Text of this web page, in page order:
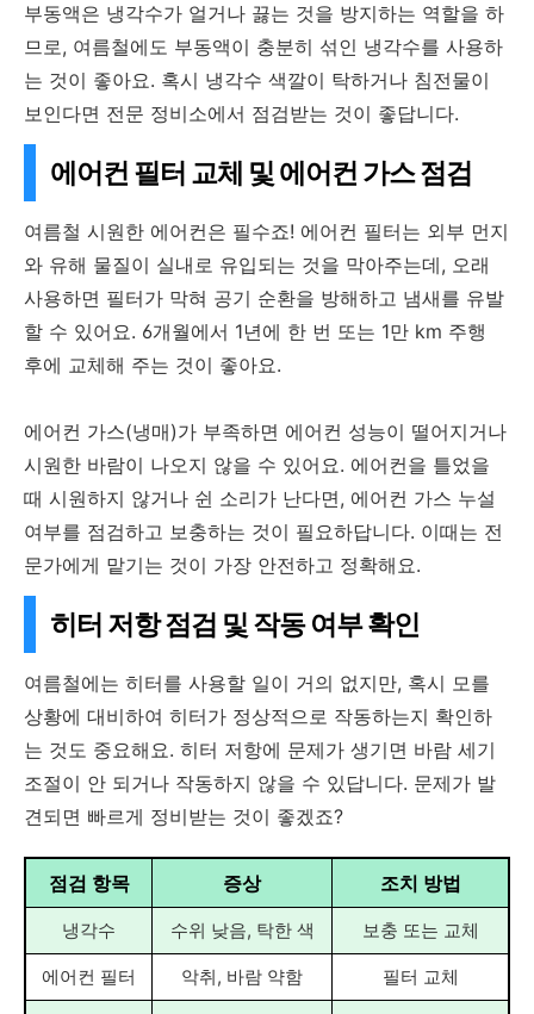
부동액은 냉각수가 얼거나 끓는 것을 방지하는 역할을 하
므로, 여름철에도 부동액이 충분히 섞인 냉각수를 사용하
는 것이 좋아요. 혹시 냉각수 색깔이 탁하거나 침전물이
보인다면 전문 정비소에서 점검받는 것이 좋답니다.
에어컨 필터 교체 및 에어컨 가스 점검
여름철 시원한 에어컨은 필수죠! 에어컨 필터는 외부 먼지
와 유해 물질이 실내로 유입되는 것을 막아주는데, 오래
사용하면 필터가 막혀 공기 순환을 방해하고 냄새를 유발
할 수 있어요. 6개월에서 1년에 한 번 또는 1만 km 주행
후에 교체해 주는 것이 좋아요.
에어컨 가스(냉매)가 부족하면 에어컨 성능이 떨어지거나
시원한 바람이 나오지 않을 수 있어요. 에어컨을 틀었을
때 시원하지 않거나 쉰 소리가 난다면, 에어컨 가스 누설
여부를 점검하고 보충하는 것이 필요하답니다. 이때는 전
문가에게 맡기는 것이 가장 안전하고 정확해요.
히터 저항 점검 및 작동 여부 확인
여름철에는 히터를 사용할 일이 거의 없지만, 혹시 모를
상황에 대비하여 히터가 정상적으로 작동하는지 확인하
는 것도 중요해요. 히터 저항에 문제가 생기면 바람 세기
조절이 안 되거나 작동하지 않을 수 있답니다. 문제가 발
견되면 빠르게 정비받는 것이 좋겠죠?
점검 항목 증상 조치 방법
냉각수 수위 낮음, 탁한 색 보충 또는 교체
에어컨 필터 악취, 바람 약함 필터 교체